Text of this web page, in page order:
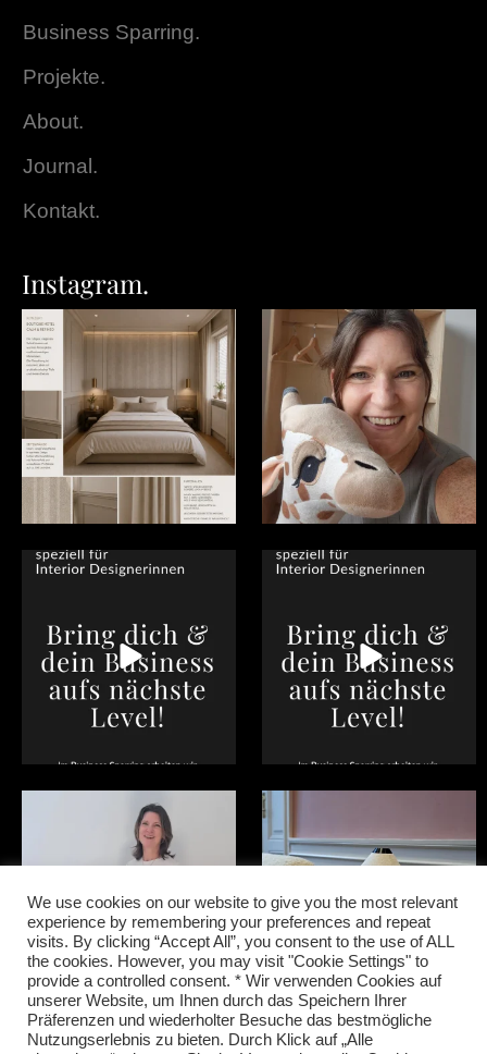
Business Sparring.
Projekte.
About.
Journal.
Kontakt.
Instagram.
Manchmal frage ich mich schon, wie
es in unserer...
Ich richte selten Kinderzimmern ein
- wenn, dann ...
5 0
Du bist #Interiordesignerin in Wien,
NÖ oder der
Du bist #Interiordesignerin in Wien,
NÖ oder der
Happy, dass ich mit tollen
Menschen zusammen
0 17 2
Follow on Instagram
We use cookies on our website to give you the most relevant
experience by remembering your preferences and repeat
visits. By clicking “Accept All”, you consent to the use of ALL
the cookies. However, you may visit "Cookie Settings" to
provide a controlled consent. * Wir verwenden Cookies auf
unserer Website, um Ihnen durch das Speichern Ihrer
Präferenzen und wiederholter Besuche das bestmögliche
Nutzungserlebnis zu bieten. Durch Klick auf „Alle